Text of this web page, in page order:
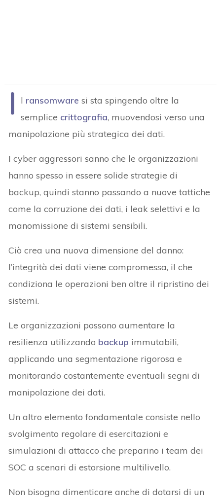
I l ransomware si sta spingendo oltre la
semplice crittografia, muovendosi verso una
manipolazione più strategica dei dati.
I cyber aggressori sanno che le organizzazioni
hanno spesso in essere solide strategie di
backup, quindi stanno passando a nuove tattiche
come la corruzione dei dati, i leak selettivi e la
manomissione di sistemi sensibili.
Ciò crea una nuova dimensione del danno:
l’integrità dei dati viene compromessa, il che
condiziona le operazioni ben oltre il ripristino dei
sistemi.
Le organizzazioni possono aumentare la
resilienza utilizzando backup immutabili,
applicando una segmentazione rigorosa e
monitorando costantemente eventuali segni di
manipolazione dei dati.
Un altro elemento fondamentale consiste nello
svolgimento regolare di esercitazioni e
simulazioni di attacco che preparino i team dei
SOC a scenari di estorsione multilivello.
Non bisogna dimenticare anche di dotarsi di un